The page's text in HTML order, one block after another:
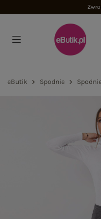
eButik Spodnie